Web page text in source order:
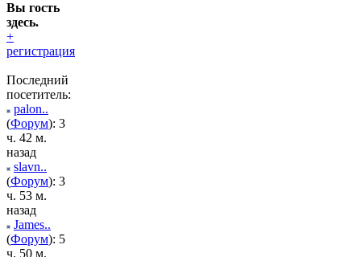
Вы гость
здесь.
+
регистрация
Последний
посетитель:
palon..
(Форум): 3
ч. 42 м.
назад
slavn..
(Форум): 3
ч. 53 м.
назад
James..
(Форум): 5
ч. 50 м.